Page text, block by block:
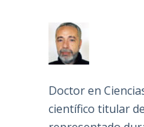
Doctor en
científico titular